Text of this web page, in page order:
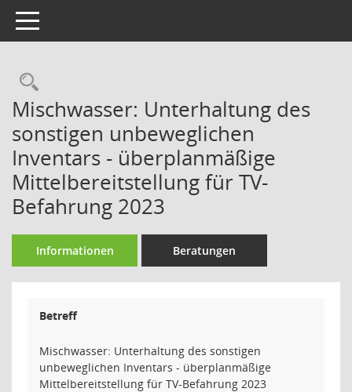
Toggle navigation
Rechercheauswahl
Mischwasser: Unterhaltung des
sonstigen unbeweglichen
Inventars - überplanmäßige
Mittelbereitstellung für TV-
Befahrung 2023
Informationen Beratungen
Betreff
Mischwasser: Unterhaltung des sonstigen
unbeweglichen Inventars - überplanmäßige
Mittelbereitstellung für TV-Befahrung 2023